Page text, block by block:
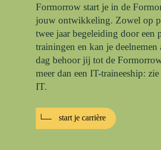
Formorrow start je in de
jouw ontwikkeling. Zowel op
twee jaar begeleiding door een
trainingen en kan je
dag behoor jij tot de
meer dan een IT-traineeship:
IT.
start je carrière